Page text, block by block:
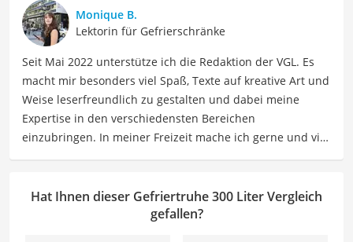
Erfahrung heraus berichte ich über Produkte und
Lösungen, die den Alltag erleichtern und praktische
Helfer für Küche und Haushalt bieten.
Der Gefriertruhe 300 Liter-Vergleich ist aus unserer Sicht
besonders empfehlenswert für FamilienundHaushalte.
Monique B.
Lektorin für Gefrierschränke
Seit Mai 2022 unterstütze ich die Redaktion der VGL. Es
macht mir besonders viel Spaß, Texte auf kreative Art und
Weise leserfreundlich zu gestalten und dabei meine
Expertise in den verschiedensten Bereichen
einzubringen. In meiner Freizeit mache ich gerne und viel
Klarheit, Verständlichkeit und stilistische Korrektheit zu
überprüfen. Mein Ziel ist es dabei, die Qualität und den
Hat Ihnen dieser Gefriertruhe 300 Liter Vergleich
gefallen?